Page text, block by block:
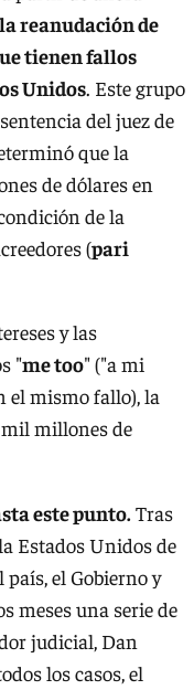
la reanudación de
tienen fallos
Unidos. Este grupo
del juez de
que la
de dólares en
de la
(pari
y las
"me too" ("a mi
el mismo fallo), la
millones de
este punto.Tras
Estados Unidos de
el Gobierno y
meses una serie de
judicial, Dan
los casos, el